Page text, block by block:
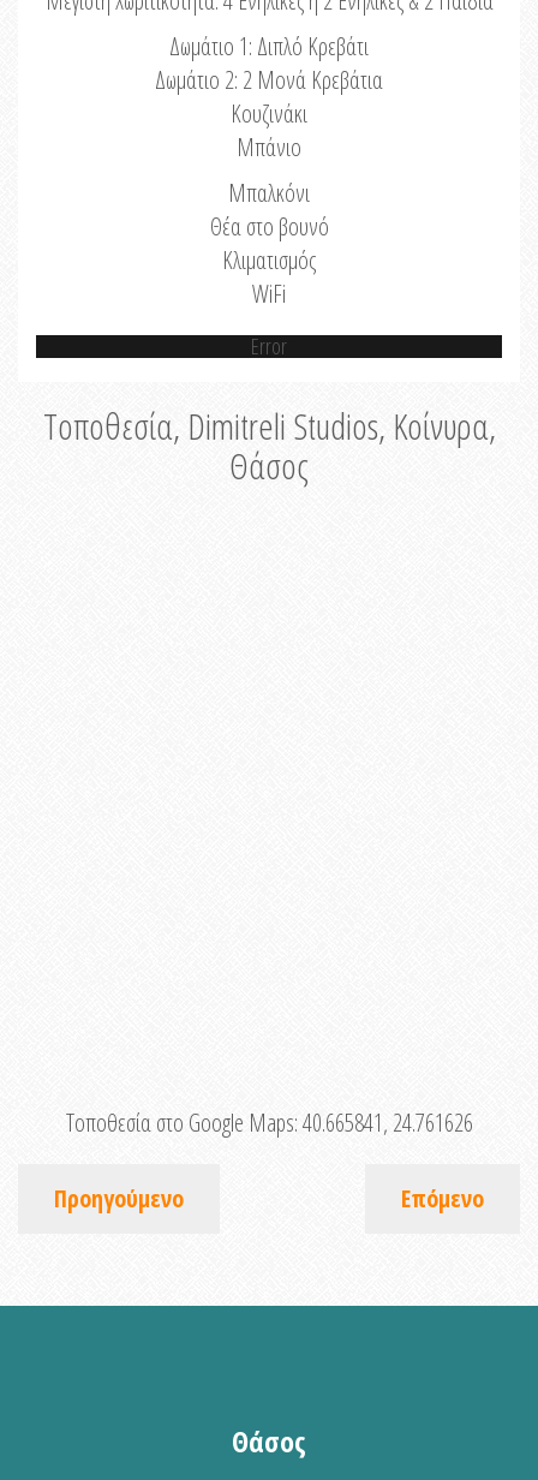
Δωμάτιο 1: Διπλό Κρεβάτι
Δωμάτιο 2: 2 Μονά Κρεβάτια
Κουζινάκι
Μπάνιο
Μπαλκόνι
Θέα στο βουνό
Κλιματισμός
WiFi
Error
Τοποθεσία, Dimitreli Studios, Κοίνυρα,
Θάσος
Τοποθεσία στο Google Maps:40.665841, 24.761626
Προηγούμενο Επόμενο
Θάσος